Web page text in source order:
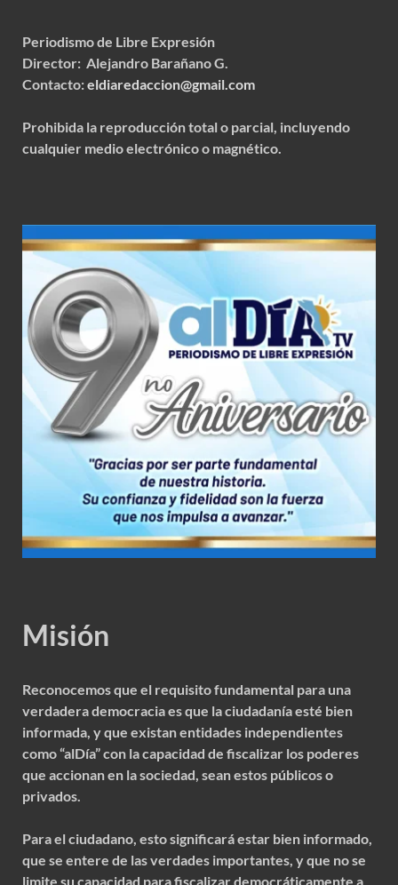
Periodismo de Libre Expresión
Director: Alejandro Barañano G.
Contacto:eldiaredaccion@gmail.com
Prohibida la reproducción total o parcial, incluyendo
cualquier medio electrónico o magnético.
Misión
Reconocemos que el requisito fundamental para una
verdadera democracia es que la ciudadanía esté bien
informada, y que existan entidades independientes
como “alDía” con la capacidad de fiscalizar los poderes
que accionan en la sociedad, sean estos públicos o
privados.
Para el ciudadano, esto significará estar bien informado,
que se entere de las verdades importantes, y que no se
limite su capacidad para fiscalizar democráticamente a